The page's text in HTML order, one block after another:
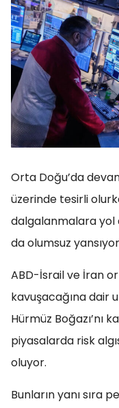
Orta Doğu’da
üzerinde tesirli
dalgalanmalara yol
da olumsuz
ABD-İsrail ve İran
kavuşacağına dair
Hürmüz Boğazı’nı
piyasalarda risk
oluyor.
Bunların yanı sıra